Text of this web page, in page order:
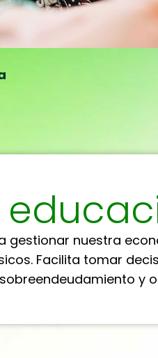
gestionar nuestra
Facilita tomar
sobreendeudamiento y